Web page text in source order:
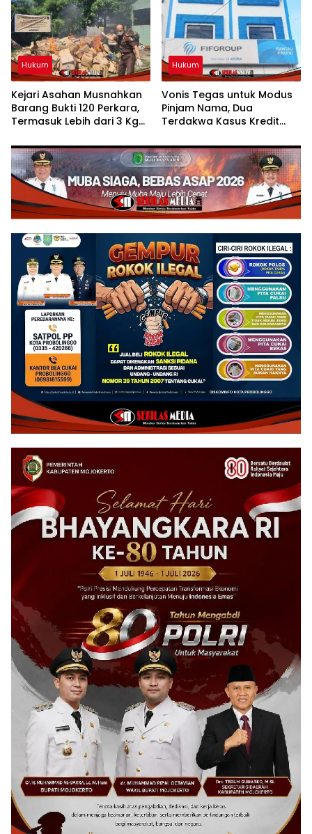
Kesehatan UUN
Hukum
Kejari Asahan Musnahkan
Barang Bukti 120 Perkara,
Termasuk Lebih dari 3 Kg
Hukum
Vonis Tegas untuk Modus
Pinjam Nama, Dua
Terdakwa Kasus Kredit
Rantauprapat Dijatuhi
Hukuman